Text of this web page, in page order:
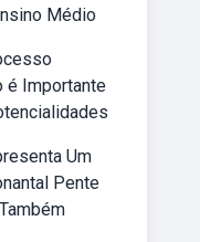
Médio
é Importante
Um
Pente